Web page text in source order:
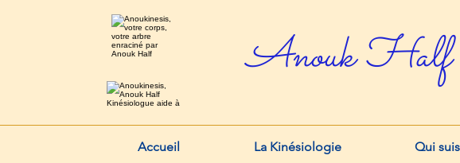
Anouk Half
Accueil La Kinésiologie Qui